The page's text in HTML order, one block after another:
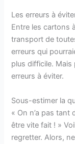
Les erreurs à
Entre les cartons
transport de
erreurs qui
plus difficile.
erreurs à éviter.
Sous-estimer la
« On n’a pas tant
être vite fait ! »
regretter. Alors,